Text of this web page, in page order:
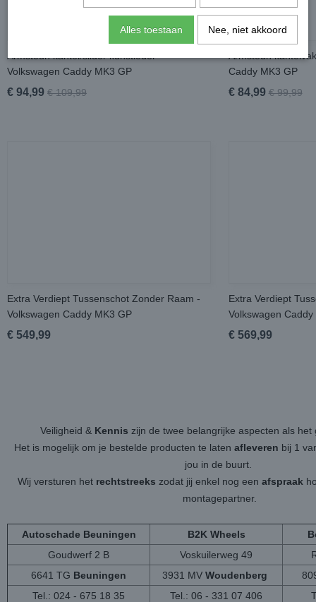
Armsteun kantel/slider kunstleder -
Volkswagen Caddy MK3 GP
€ 94,99 € 109,99
Armsteun
Caddy MK3 GP
€ 84,99 € 99,99
Extra Verdiept Tussenschot Zonder Raam -
Volkswagen Caddy MK3 GP
€ 549,99
Extra Verdiept
Volkswagen Caddy
€ 569,99
Veiligheid & Kennis zijn de twee belangrijke aspecten als
Het is mogelijk om je bestelde producten te laten afleveren bij 1
jou in de buurt.
Wij versturen het rechtstreeks zodat jij enkel nog een afspraak
montagepartner.
Autoschade Beuningen B2K Wheels
Goudwerf 2 B
Voskuilerweg 49
6641 TG Beuningen 3931 MV Woudenberg
Tel.: 024 - 675 18 35
Tel.: 06 - 331 07 406
Alles toestaan Nee, niet akkoord